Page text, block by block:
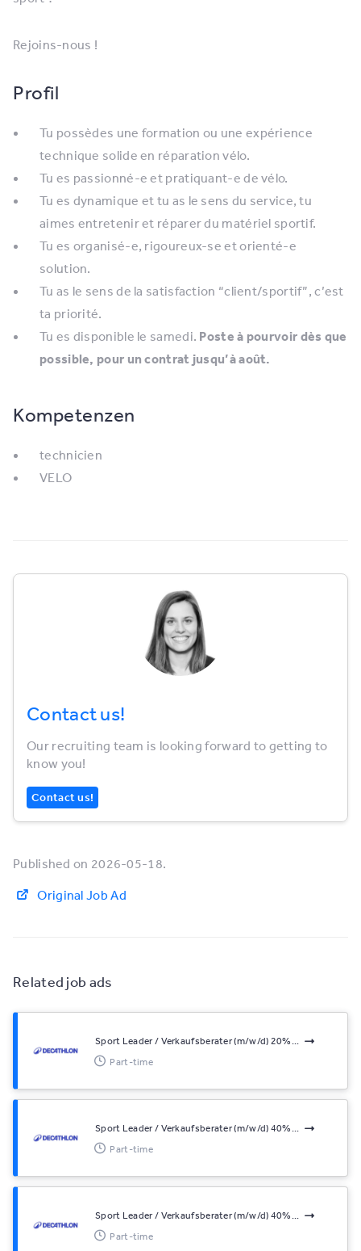
Related job ads
Sport Leader / Verkaufsberater (m/w/d) 20%...
Part-time
Sport Leader / Verkaufsberater (m/w/d) 40%...
Part-time
Sport Leader / Verkaufsberater (m/w/d) 40%...
Part-time
Rejoins-nous !
Profil
Tu possèdes une formation ou une expérience
technique​ solide ​e​n réparation vélo.
Tu ​e​s passionné-e et pratiquant-e de vélo.
Tu es dynamique et tu as le sens du service, tu
aimes entretenir et réparer du matériel sportif.
Tu es ​​organisé-e, rigoureux-se et orienté-e
solution.
Tu as le sens de la satisfaction “client/sportif”, c’est
ta priorité.
Tu es disponible ​le samedi. Poste à pourvoir dès que
possible, pour un contrat jusqu’à août.
Kompetenzen
technicien
VELO
Contact us!
Our recruiting team is looking forward to getting to
know you!
Contact us!
Published on 2026-05-18.
Original Job Ad